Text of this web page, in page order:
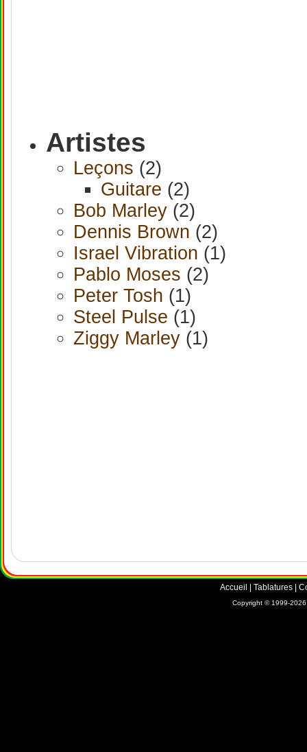
Artistes
Leçons (2)
Guitare (2)
Bob Marley (2)
Dennis Brown (2)
Israel Vibration (1)
Pablo Moses (2)
Peter Tosh (1)
Steel Pulse (1)
Ziggy Marley (1)
Accueil Tablatures
Copyright © 1999-